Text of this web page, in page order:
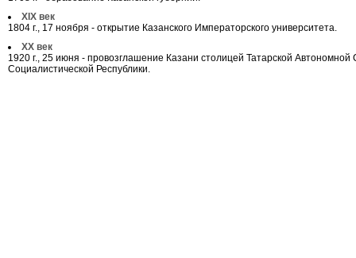
XIX век
1804 г., 17 ноября - открытие Казанского Императорского университета.
ХХ век
1920 г., 25 июня - провозглашение Казани столицей Татарской Автономной
Социалистической Республики.